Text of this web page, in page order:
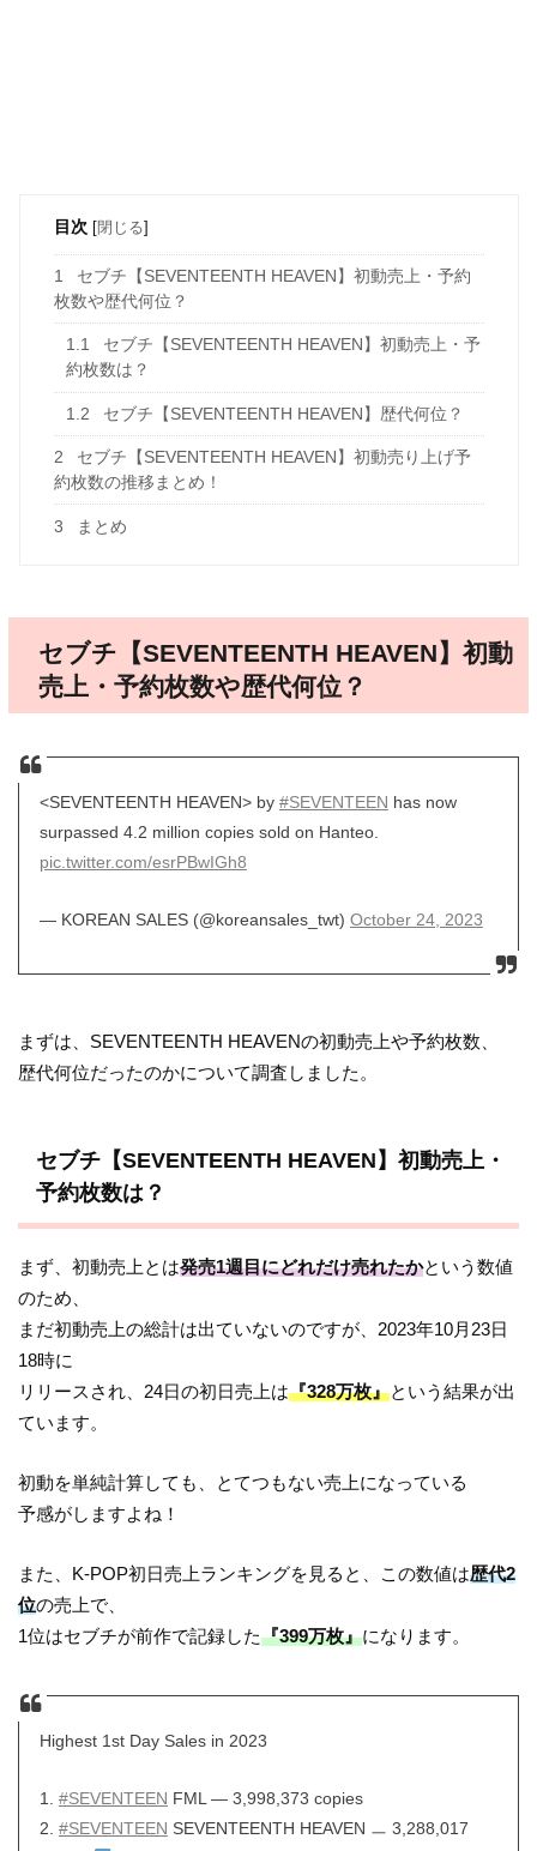
目次 [閉じる]
1
セブチ【SEVENTEENTH HEAVEN】初動売上・予約
枚数や歴代何位？
1.1
セブチ【SEVENTEENTH HEAVEN】初動売上・予
約枚数は？
1.2 セブチ【SEVENTEENTH HEAVEN】歴代何位？
2
セブチ【SEVENTEENTH HEAVEN】初動売り上げ予
約枚数の推移まとめ！
3 まとめ
セブチ【SEVENTEENTH HEAVEN】初動
売上・予約枚数や歴代何位？
<SEVENTEENTH HEAVEN> by #SEVENTEEN has now
surpassed 4.2 million copies sold on Hanteo.
pic.twitter.com/esrPBwIGh8
— KOREAN SALES (@koreansales_twt) October 24, 2023
まずは、SEVENTEENTH HEAVENの初動売上や予約枚数、
歴代何位だったのかについて調査しました。
セブチ【SEVENTEENTH HEAVEN】初動売上・
予約枚数は？
まず、初動売上とは発売1週目にどれだけ売れたかという数値
のため、
まだ初動売上の総計は出ていないのですが、2023年10月23日
18時に
リリースされ、24日の初日売上は『328万枚』という結果が出
ています。
初動を単純計算しても、とてつもない売上になっている
予感がしますよね！
また、K-POP初日売上ランキングを見ると、この数値は歴代2
位の売上で、
1位はセブチが前作で記録した『399万枚』になります。
Highest 1st Day Sales in 2023
1. #SEVENTEEN FML — 3,998,373 copies
2. #SEVENTEEN SEVENTEENTH HEAVEN ㅡ 3,288,017